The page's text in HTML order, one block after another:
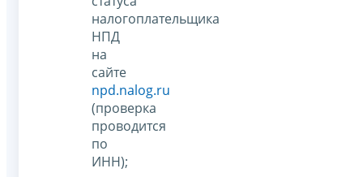
налогоплательщика
НПД
на
сайте
npd.nalog.ru
(проверка
проводится
по
ИНН);